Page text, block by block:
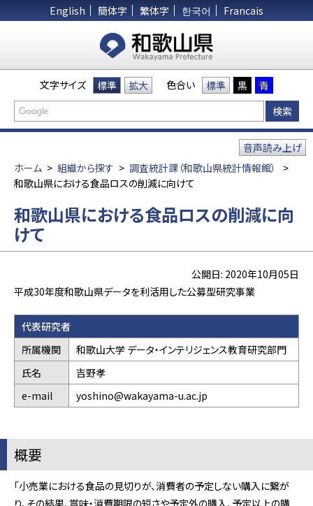
English 簡体字 繁体字 한국어 Francais
文字サイズ 標準 拡大 色合い 標準 黒 青
ホーム > 組織から探す > 調査統計課（和歌山県統計情報館）
>
和歌山県における食品ロスの削減に向けて
音声読み上げ
和歌山県における食品ロスの削減に向
けて
公開日: 2020年10月05日
平成30年度和歌山県データを利活用した公募型研究事業
代表研究者
所属機関
和歌山大学 データ・インテリジェンス教育研究部門
氏名
吉野孝
e-mail
yoshino@wakayama-u.ac.jp
概要
「小売業における食品の見切りが、消費者の予定しない購入に繋が
り、その結果、賞味・消費期限の短さや予定外の購入、予定以上の購